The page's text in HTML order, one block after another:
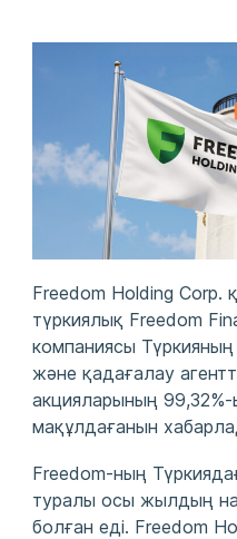
Freedom Holding Corp.
түркиялық Freedom
компаниясы Түркияның
және қадағалау
акцияларының 99,32%-
мақұлдағанын
Freedom-ның
туралы осы жылдың
болған еді. Freedom